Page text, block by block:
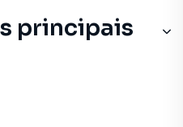
principais